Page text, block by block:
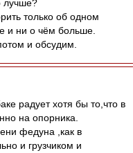
лучше?
только об одном
и ни о чём больше.
и обсудим.
радует хотя бы то,что в
на опорника.
федуна ,как в
и грузчиком и